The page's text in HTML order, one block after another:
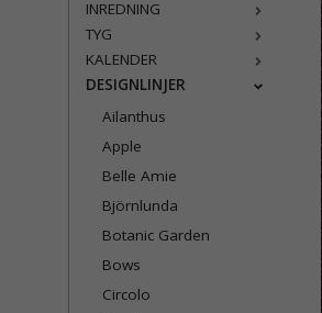
INREDNING
TYG
KALENDER
DESIGNLINJER
Ailanthus
Apple
Belle Amie
Björnlunda
Botanic Garden
Bows
Circolo